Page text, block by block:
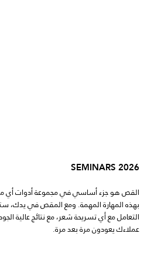
SEMINARS 2026
القص هو جزء أساسي في مجموعة أدوات أي
بهذه المهارة المهمة. ومع المقص في يدك،
التعامل مع أي تسريحة شعر، مع نتائج عالية
عملاءك يعودون مرة بعد مرة.